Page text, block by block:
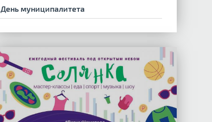
День муниципалитета